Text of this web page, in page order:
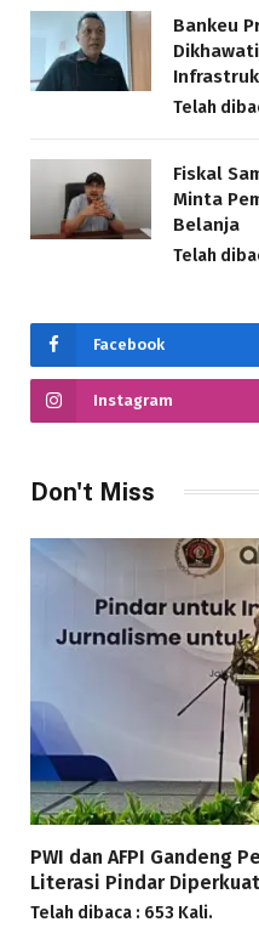
Bankeu
Telah
Fiskal
Minta
Belanja
Telah
Facebook
Instagram
Don't Miss
PWI dan AFPI Gandeng
Literasi Pindar Diperkuat
Telah dibaca : 653 Kali.